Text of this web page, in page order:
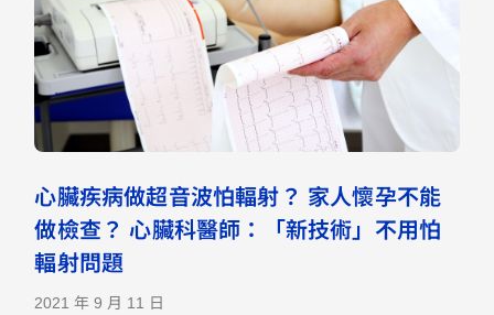
心臟疾病做超音波怕輻射？ 家人懷孕不能
做檢查？ 心臟科醫師：「新技術」不用怕
輻射問題
2021 年 9 月 11 日